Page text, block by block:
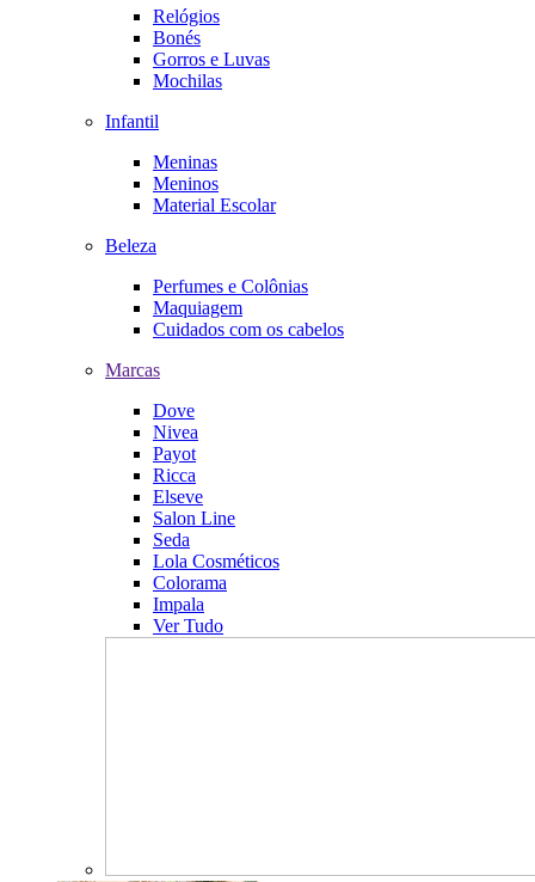
Relógios
Bonés
Gorros e Luvas
Mochilas
Infantil
Meninas
Meninos
Material Escolar
Beleza
Perfumes e Colônias
Maquiagem
Cuidados com os cabelos
Marcas
Dove
Nivea
Payot
Ricca
Elseve
Salon Line
Seda
Lola Cosméticos
Colorama
Impala
Ver Tudo